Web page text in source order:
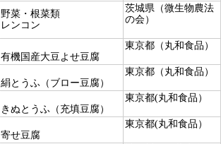
野菜・根菜類
レンコン
茨城県（微生物農法
の会）
有機国産大豆よせ豆腐
東京都（丸和食品）
絹とうふ（ブロー豆腐）
東京都（丸和食品）
きぬとうふ（充填豆腐）
東京都(丸和食品）
寄せ豆腐
東京都(丸和食品）